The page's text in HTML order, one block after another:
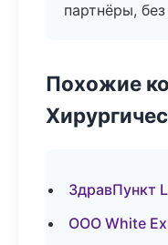
партнёры,
Похожие
ЗдравПункт
ООО White